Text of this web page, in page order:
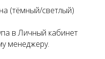
(тёмный/светлый)
в Личный кабинет
менеджеру.